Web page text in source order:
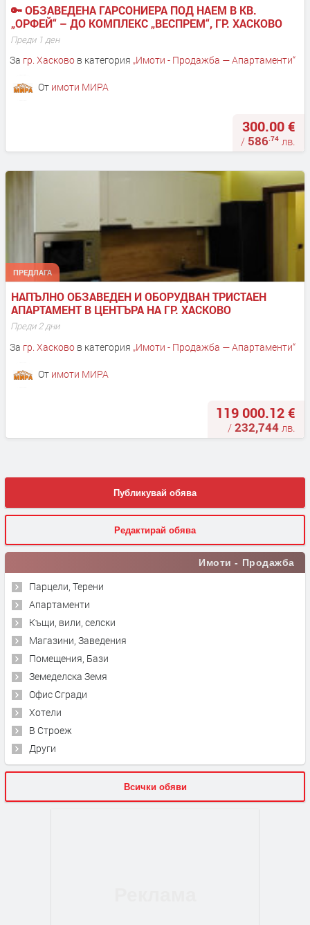
🔑 ОБЗАВЕДЕНА ГАРСОНИЕРА ПОД НАЕМ В КВ.
„ОРФЕЙ“ – ДО КОМПЛЕКС „ВЕСПРЕМ“, ГР. ХАСКОВО
Преди 1 ден
За гр. Хасковов категория „Имоти - Продажба — Апартаменти“
От имоти МИРА
300.00 €
/ 586.74 лв.
ПРЕДЛАГА
НАПЪЛНО ОБЗАВЕДЕН И ОБОРУДВАН ТРИСТАЕН
АПАРТАМЕНТ В ЦЕНТЪРА НА ГР. ХАСКОВО
Преди 2 дни
За гр. Хасковов категория „Имоти - Продажба — Апартаменти“
От имоти МИРА
119 000.12 €
/232,744 лв.
Публикувай обява
Редактирай обява
Имоти - Продажба
Парцели, Терени
Апартаменти
Къщи, вили, селски
Магазини, Заведения
Помещения, Бази
Земеделска Земя
Офис Сгради
Хотели
В Строеж
Други
Всички обяви